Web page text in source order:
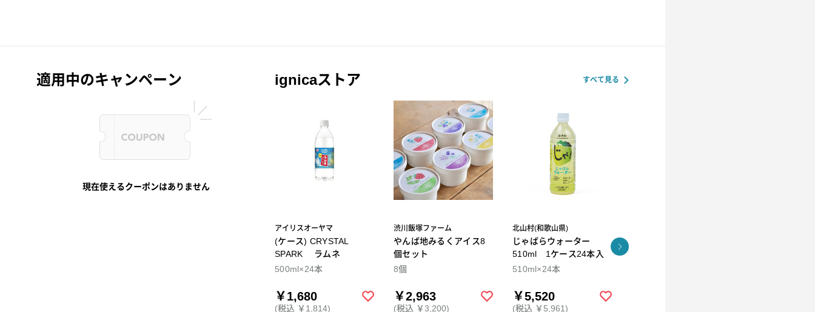
適用中のキャンペーン
現在使えるクーポンはありません
ignicaストア すべて見る
アイリスオーヤマ
(ケース) CRYSTAL
SPARK ラムネ
500ml×24本
￥1,680
(税込 ￥1,814)
渋川飯塚ファーム
やんば地みるくアイス8
個セット
8個
￥2,963
(税込 ￥3,200)
北山村(和歌山県)
じゃばらウォーター
510ml 1ケース24本入
510ml×24本
￥5,520
(税込 ￥5,961)